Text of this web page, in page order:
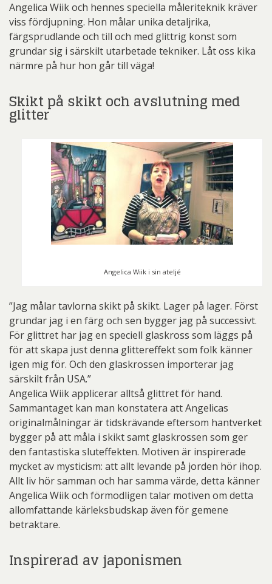
Angelica Wiik och hennes speciella måleriteknik kräver
viss fördjupning. Hon målar unika detaljrika,
färgsprudlande och till och med glittrig konst som
grundar sig i särskilt utarbetade tekniker. Låt oss kika
närmre på hur hon går till väga!
Skikt på skikt och avslutning med
glitter
Angelica Wiik i sin ateljé
”Jag målar tavlorna skikt på skikt. Lager på lager. Först
grundar jag i en färg och sen bygger jag på successivt.
För glittret har jag en speciell glaskross som läggs på
för att skapa just denna glittereffekt som folk känner
igen mig för. Och den glaskrossen importerar jag
särskilt från USA.”
Angelica Wiik applicerar alltså glittret för hand.
Sammantaget kan man konstatera att Angelicas
originalmålningar är tidskrävande eftersom hantverket
bygger på att måla i skikt samt glaskrossen som ger
den fantastiska sluteffekten. Motiven är inspirerade
mycket av mysticism: att allt levande på jorden hör ihop.
Allt liv hör samman och har samma värde, detta känner
Angelica Wiik och förmodligen talar motiven om detta
allomfattande kärleksbudskap även för gemene
betraktare.
Inspirerad av japonismen